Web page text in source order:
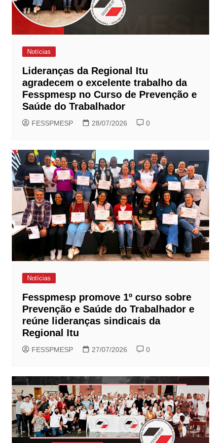
Notícias
Lideranças da Regional Itu
agradecem o excelente trabalho da
Fesspmesp no Curso de Prevenção e
Saúde do Trabalhador
FESSPMESP 28/07/2026 0
Notícias
Fesspmesp promove 1º curso sobre
Prevenção e Saúde do Trabalhador e
reúne lideranças sindicais da
Regional Itu
FESSPMESP 27/07/2026 0